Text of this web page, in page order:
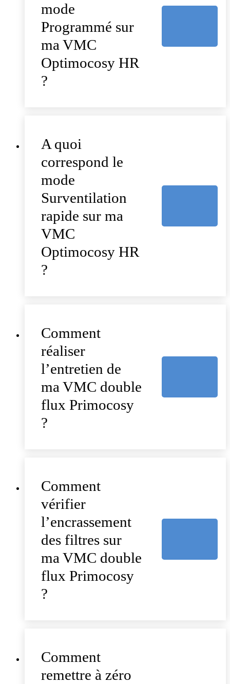
mode
Programmé sur
ma VMC
Optimocosy HR
?
A quoi
correspond le
mode
Surventilation
rapide sur ma
VMC
Optimocosy HR
?
Comment
réaliser
l’entretien de
ma VMC double
flux Primocosy
?
Comment
vérifier
l’encrassement
des filtres sur
ma VMC double
flux Primocosy
?
Comment
remettre à zéro